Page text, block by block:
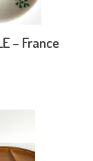
– France